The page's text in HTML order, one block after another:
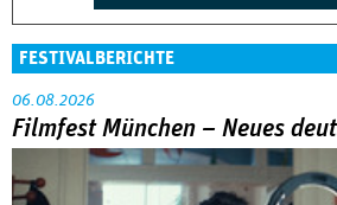
FESTIVALBERICHTE
06.08.2026
Filmfest München – Neues